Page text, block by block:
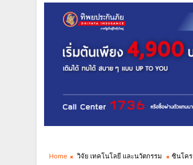
Home วิจัย เทคโนโลยี และนวัตกรรม ซินโคร